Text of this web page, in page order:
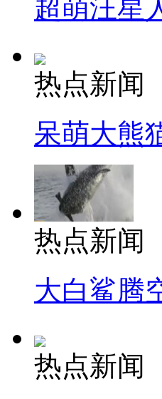
超萌汪星
热点新闻
呆萌大熊
热点新闻
大白鲨腾
热点新闻